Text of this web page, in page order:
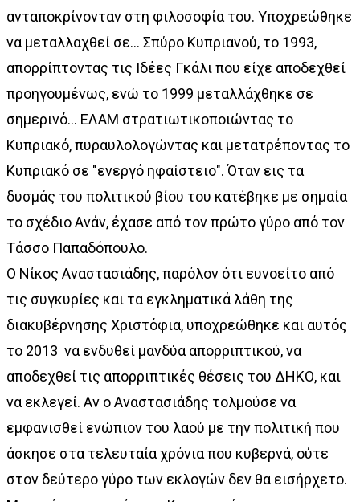
ανταποκρίνονταν στη φιλοσοφία του. Υποχρεώθηκε
να μεταλλαχθεί σε... Σπύρο Κυπριανού, το 1993,
απορρίπτοντας τις Ιδέες Γκάλι που είχε αποδεχθεί
προηγουμένως, ενώ το 1999 μεταλλάχθηκε σε
σημερινό... ΕΛΑΜ στρατιωτικοποιώντας το
Κυπριακό, πυραυλολογώντας και μετατρέποντας το
Κυπριακό σε "ενεργό ηφαίστειο". Όταν εις τα
δυσμάς του πολιτικού βίου του κατέβηκε με σημαία
το σχέδιο Ανάν, έχασε από τον πρώτο γύρο από τον
Τάσσο Παπαδόπουλο.
Ο Νίκος Αναστασιάδης, παρόλον ότι ευνοείτο από
τις συγκυρίες και τα εγκληματικά λάθη της
διακυβέρνησης Χριστόφια, υποχρεώθηκε και αυτός
το 2013 να ενδυθεί μανδύα απορριπτικού, να
αποδεχθεί τις απορριπτικές θέσεις του ΔΗΚΟ, και
να εκλεγεί. Αν ο Αναστασιάδης τολμούσε να
εμφανισθεί ενώπιον του λαού με την πολιτική που
άσκησε στα τελευταία χρόνια που κυβερνά, ούτε
στον δεύτερο γύρο των εκλογών δεν θα εισήρχετο.